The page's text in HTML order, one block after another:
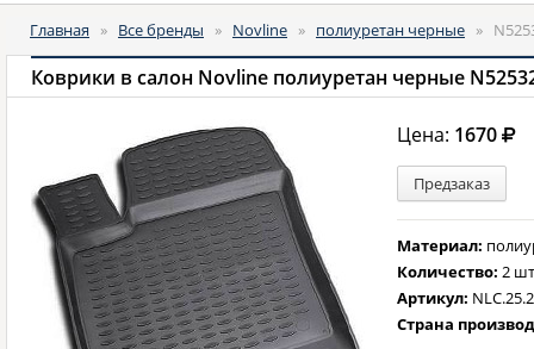
Главная » Все бренды » Novline » полиуретан черные »
Коврики в салон Novline полиуретан черные
Цена: 1670
Предзаказ
Материал:
Количество:2
Артикул:
Страна